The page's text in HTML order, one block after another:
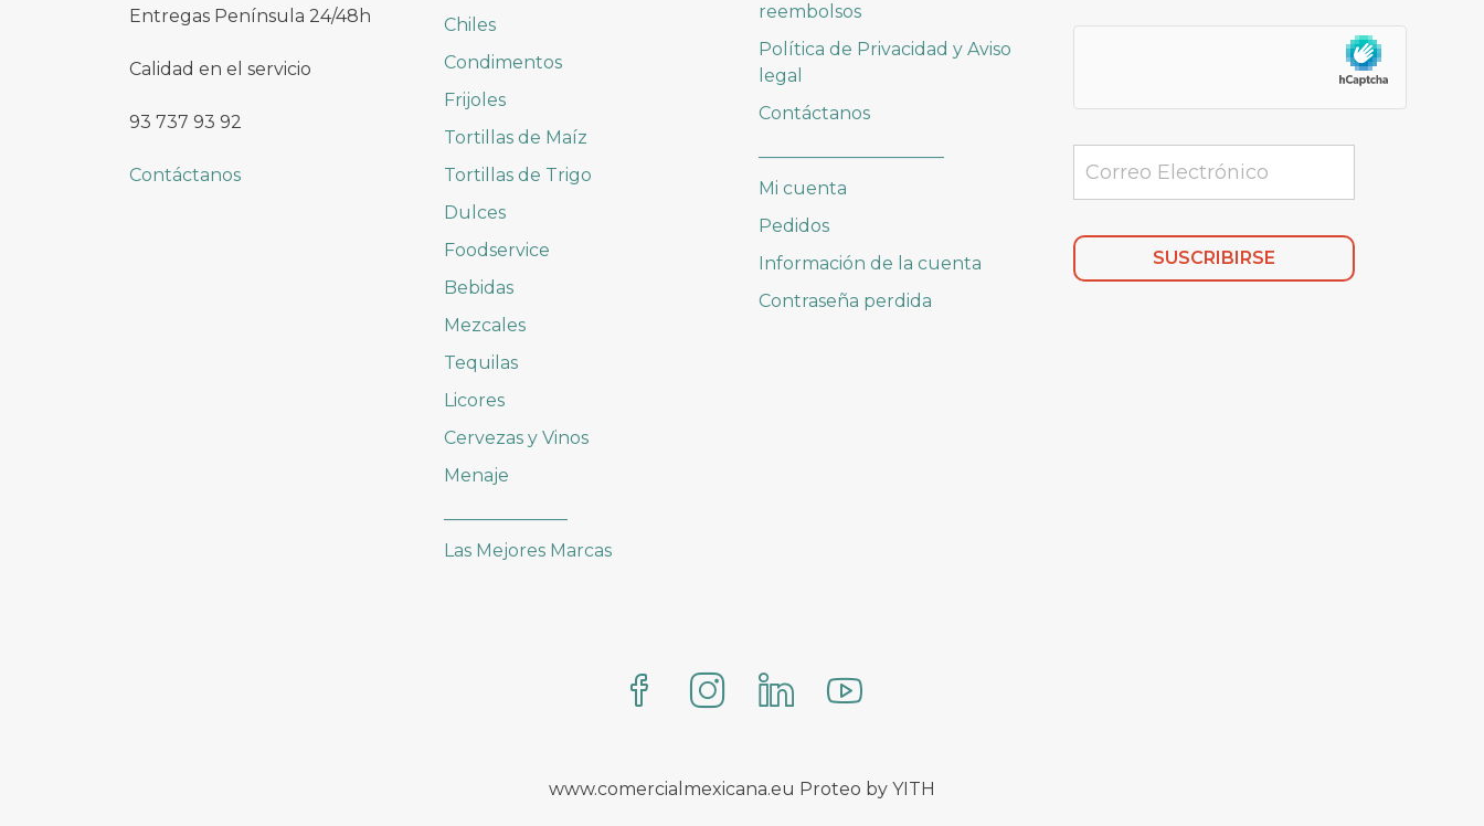
Entregas Península 24/48h
Calidad en el servicio
93 737 93 92
Contáctanos
Chiles
Condimentos
Frijoles
Tortillas de Maíz
Tortillas de Trigo
Dulces
Foodservice
Bebidas
Mezcales
Tequilas
Licores
Cervezas y Vinos
Menaje
Las Mejores Marcas
reembolsos
Política de Privacidad y Aviso
legal
Contáctanos
Mi cuenta
Pedidos
Información de la cuenta
Contraseña perdida
www.comercialmexicana.eu Proteo by YITH